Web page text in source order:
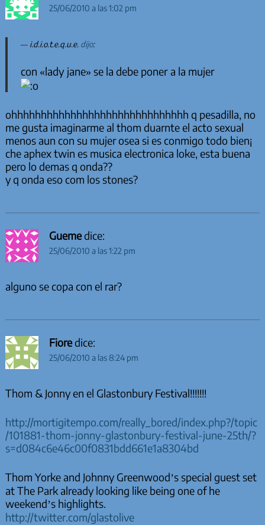
25/06/2010 a las 1:02 pm
i.d.i.o.t.e.q.u.e. dijo:
con «lady jane» se la debe poner a la mujer
ohhhhhhhhhhhhhhhhhhhhhhhhhhhhhh q pesadilla, no
me gusta imaginarme al thom duarnte el acto sexual
menos aun con su mujer osea si es conmigo todo bien¡
che aphex twin es musica electronica loke, esta buena
pero lo demas q onda??
y q onda eso com los stones?
Guemedice:
25/06/2010 a las 1:22 pm
alguno se copa con el rar?
Fioredice:
25/06/2010 a las 8:24 pm
Thom & Jonny en el Glastonbury Festival!!!!!!!
http://mortigitempo.com/really_bored/index.php?/topic
/101881-thom-jonny-glastonbury-festival-june-25th/?
s=d084c6e46c00f0831bdd661e1a8304bd
Thom Yorke and Johnny Greenwood’s special guest set
at The Park already looking like being one of he
weekend’s highlights.
http://twitter.com/glastolive